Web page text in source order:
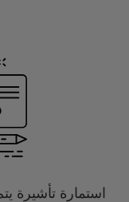
استمارة تأشيرة